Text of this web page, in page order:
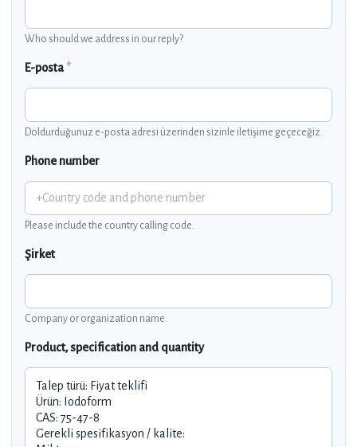
Who should we address in our reply?
E-posta *
Doldurduğunuz e-posta adresi üzerinden sizinle iletişime geçeceğiz.
Phone number
Please include the country calling code.
Şirket
Company or organization name.
Product, specification and quantity